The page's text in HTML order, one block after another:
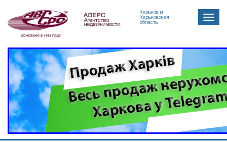
Харьков и
Харьковская
область
Toggle